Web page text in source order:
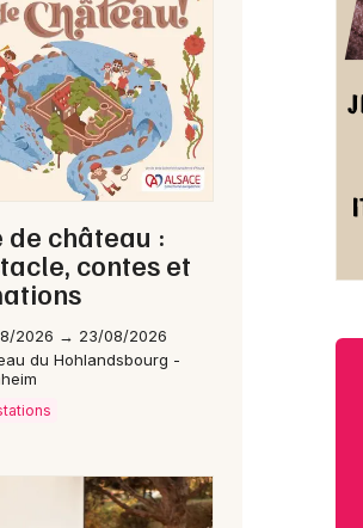
de château :
contes et
2026 → 23/08/2026
du Hohlandsbourg -